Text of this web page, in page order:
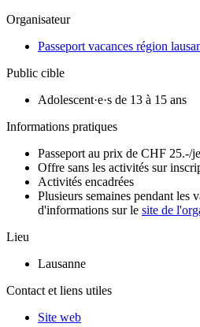
Organisateur
Passeport vacances région
Public cible
Adolescent·e·s de 13 à 15 ans
Informations pratiques
Passeport au prix de CHF 25.-/
Offre sans les activités sur
Activités encadrées
Plusieurs semaines pendant les
d'informations sur le site de
Lieu
Lausanne
Contact et liens utiles
Site web